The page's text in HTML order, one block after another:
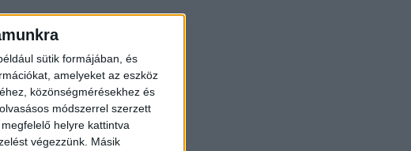
sütik formájában, és
amelyeket az eszköz
közönségmérésekhez és
módszerrel szerzett
helyre kattintva
végezzünk. Másik